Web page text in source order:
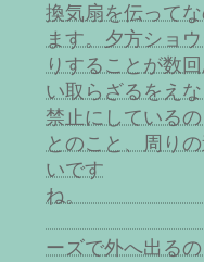
換気扇を伝って
ます。夕方ショ
りすることが数
い取らざるをえ
禁止にしている
とのこと、周り
いです
ダ
ーズで外へ出る